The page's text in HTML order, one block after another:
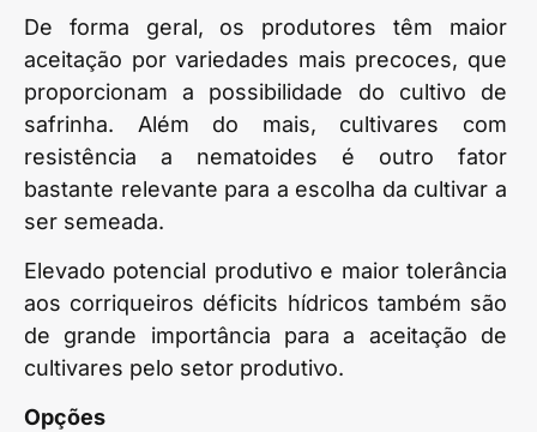
De forma geral, os produtores têm maior
aceitação por variedades mais precoces, que
proporcionam a possibilidade do cultivo de
safrinha. Além do mais, cultivares com
resistência a nematoides é outro fator
bastante relevante para a escolha da cultivar a
ser semeada.
Elevado potencial produtivo e maior tolerância
aos corriqueiros déficits hídricos também são
de grande importância para a aceitação de
cultivares pelo setor produtivo.
Opções